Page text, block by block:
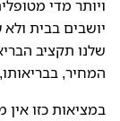
ויותר מדי
יושבים בבית
שלנו תקציב
המחיר,
במציאות כזו